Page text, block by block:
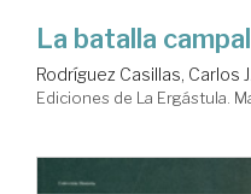
La batalla
Rodríguez Casillas, Carlos J.
Ediciones de La Ergástula.